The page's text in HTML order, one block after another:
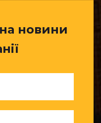
новини